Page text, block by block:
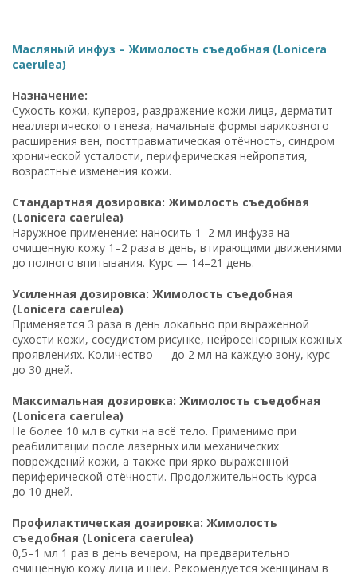
Масляный инфуз – Жимолость съедобная (Lonicera
caerulea)
Назначение:
Сухость кожи, купероз, раздражение кожи лица, дерматит
неаллергического генеза, начальные формы варикозного
расширения вен, посттравматическая отёчность, синдром
хронической усталости, периферическая нейропатия,
возрастные изменения кожи.
Стандартная дозировка: Жимолость съедобная
(Lonicera caerulea)
Наружное применение: наносить 1–2 мл инфуза на
очищенную кожу 1–2 раза в день, втирающими движениями
до полного впитывания. Курс — 14–21 день.
Усиленная дозировка: Жимолость съедобная
(Lonicera caerulea)
Применяется 3 раза в день локально при выраженной
сухости кожи, сосудистом рисунке, нейросенсорных кожных
проявлениях. Количество — до 2 мл на каждую зону, курс —
до 30 дней.
Максимальная дозировка: Жимолость съедобная
(Lonicera caerulea)
Не более 10 мл в сутки на всё тело. Применимо при
реабилитации после лазерных или механических
повреждений кожи, а также при ярко выраженной
периферической отёчности. Продолжительность курса —
до 10 дней.
Профилактическая дозировка: Жимолость
съедобная (Lonicera caerulea)
0,5–1 мл 1 раз в день вечером, на предварительно
очищенную кожу лица и шеи. Рекомендуется женщинам в